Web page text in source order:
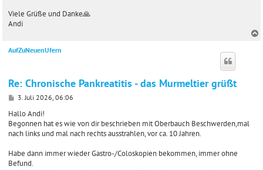
Viele Grüße und Danke🙏
Andi
AufZuNeuenUfern
Re: Chronische Pankreatitis - das Murmeltier grüßt
B
i
t
r
a
3. Juli 2026, 06:06
Hallo Andi!
Begonnen hat es wie von dir beschrieben mit Oberbauch Beschwerden,mal
nach links und mal nach rechts ausstrahlen, vor ca. 10 Jahren.
Habe dann immer wieder Gastro-/Coloskopien bekommen, immer ohne
Befund.